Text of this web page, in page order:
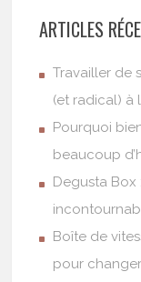
ARTICLES
Travailler de
(et radical) à
Pourquoi
beaucoup
Degusta
Boîte de
pour